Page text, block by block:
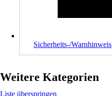
Sicherheits-/Warnhinweis
Weitere Kategorien
Liste überspringen